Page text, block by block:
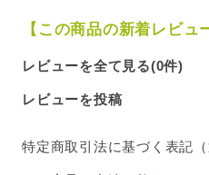
【この商品の新着レビュ
レビューを全て見る(0件)
レビューを投稿
特定商取引法に基づく表記（